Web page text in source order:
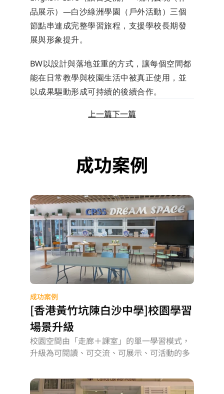
品展示）—白沙綠洲學園（戶外活動）三個
節點串連成完整學習旅程，支援學校長期發
展與形象提升。
BW以設計與落地並重的方式，讓每個空間都
能在日常教學與校園生活中被真正使用，並
以成果驅動形成可持續的後續合作。
上一篇下一篇
成功案例
成功案例
[香港黃竹坑陳白沙中學]校園學習
場景升級
校園空間由「走廊＋課室」的單一學習模式，
升級為可閱讀、可交流、可展示、可活動的多